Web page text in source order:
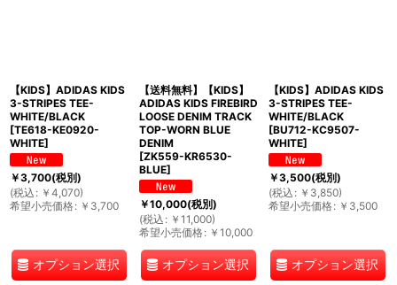
【KIDS】ADIDAS KIDS
3-STRIPES TEE-
WHITE/BLACK
[TE618-KE0920-
WHITE]
￥3,700(税別)
(税込 : ￥ 4,070)
希望小売価格: ￥ 3,700
オプション選択
【送料無料】【KIDS】
ADIDAS KIDS FIREBIRD
LOOSE DENIM TRACK
TOP-WORN BLUE
DENIM
[ZK559-KR6530-
BLUE]
￥10,000(税別)
(税込 : ￥ 11,000)
希望小売価格: ￥ 10,000
オプション選択
【KIDS】ADIDAS KIDS
3-STRIPES TEE-
WHITE/BLACK
[BU712-KC9507-
WHITE]
￥3,500(税別)
(税込 : ￥ 3,850)
希望小売価格: ￥ 3,500
オプション選択